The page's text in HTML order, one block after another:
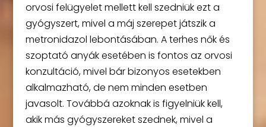
orvosi felügyelet mellett kell szedniük ezt a
gyógyszert, mivel a máj szerepet játszik a
metronidazol lebontásában. A terhes nők és
szoptató anyák esetében is fontos az orvosi
konzultáció, mivel bár bizonyos esetekben
alkalmazható, de nem minden esetben
javasolt. Továbbá azoknak is figyelniük kell,
akik más gyógyszereket szednek, mivel a